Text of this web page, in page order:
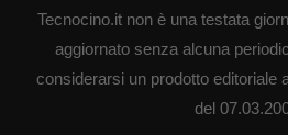
Tecnocino.it non è una testata
aggiornato senza alcuna
considerarsi un prodotto editoriale
del